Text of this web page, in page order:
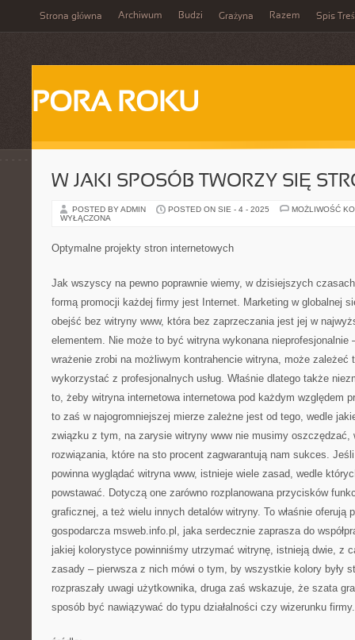
Strona główna Archiwum Budzi Grażyna Razem Spis
PORA ROKU
W JAKI SPOSÓB TWORZY SIĘ
POSTED BY ADMIN POSTED ON SIE - 4 - 2025
MOŻLIWOŚĆ
WYŁĄCZONA
Optymalne projekty stron internetowych
Jak wszyscy na pewno poprawnie wiemy, w dzisiejszych
formą promocji każdej firmy jest Internet. Marketing w globalnej
obejść bez witryny www, która bez zaprzeczania jest jej w
elementem. Nie może to być witryna wykonana nieprofesjonalnie
wrażenie zrobi na możliwym kontrahencie witryna, może zależeć
wykorzystać z profesjonalnych usług. Właśnie dlatego także
to, żeby witryna internetowa internetowa pod każdym względem
to zaś w najogromniejszej mierze zależne jest od tego, wedle
związku z tym, na zarysie witryny www nie musimy oszczędzać,
rozwiązania, które na sto procent zagwarantują nam sukces.
powinna wyglądać witryna www, istnieje wiele zasad, wedle
powstawać. Dotyczą one zarówno rozplanowana przycisków
graficznej, a też wielu innych detalów witryny. To właśnie oferują
gospodarcza msweb.info.pl, jaka serdecznie zaprasza do
jakiej kolorystyce powinniśmy utrzymać witrynę, istnieją dwie, z
zasady – pierwsza z nich mówi o tym, by wszystkie kolory były
rozpraszały uwagi użytkownika, druga zaś wskazuje, że szata
sposób być nawiązywać do typu działalności czy wizerunku firmy.